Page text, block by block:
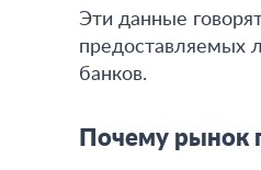
Эти данные
предоставляемых
банков.
Почему рынок